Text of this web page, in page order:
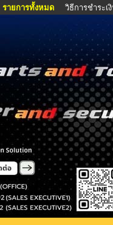
รายการทั้งหมด วิธีการชำระเ